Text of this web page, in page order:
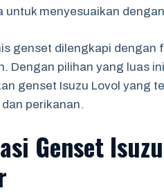
untuk menyesuaikan
genset dilengkapi
Dengan pilihan yang luas
genset Isuzu Lovol yang
perikanan.
Genset